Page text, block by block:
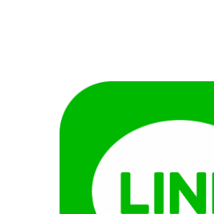
お問い合わせ